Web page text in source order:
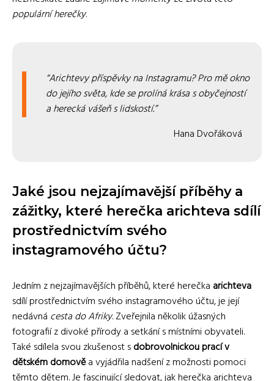
populární herečky.
Arichtevy příspěvky na Instagramu? Pro mě okno
do jejího světa, kde se prolíná krása s obyčejností
a herecká vášeň s lidskostí.
Hana Dvořáková
Jaké jsou nejzajímavější příběhy a
zážitky, které herečka arichteva sdílí
prostřednictvím svého
instagramového účtu?
Jedním z nejzajímavějších příběhů, které herečka arichteva
sdílí prostřednictvím svého instagramového účtu, je její
nedávná cesta do Afriky. Zveřejnila několik úžasných
fotografií z divoké přírody a setkání s místními obyvateli.
Také sdílela svou zkušenost sdobrovolnickou prací v
dětském domověa vyjádřila nadšení z možnosti pomoci
těmto dětem. Je fascinující sledovat, jak herečka arichteva